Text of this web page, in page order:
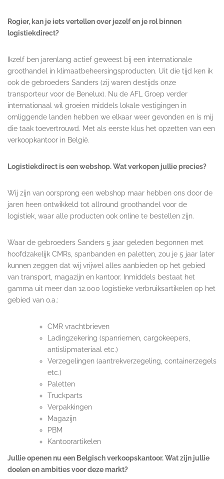
Rogier, kan je iets vertellen over jezelf en je rol binnen
logistiekdirect?
Ikzelf ben jarenlang actief geweest bij een internationale
groothandel in klimaatbeheersingsproducten. Uit die tijd ken ik
ook de gebroeders Sanders (zij waren destijds onze
transporteur voor de Benelux). Nu de AFL Groep verder
internationaal wil groeien middels lokale vestigingen in
omliggende landen hebben we elkaar weer gevonden en is mij
die taak toevertrouwd. Met als eerste klus het opzetten van een
verkoopkantoor in België.
Logistiekdirect is een webshop. Wat verkopen jullie precies?
Wij zijn van oorsprong een webshop maar hebben ons door de
jaren heen ontwikkeld tot allround groothandel voor de
logistiek, waar alle producten ook online te bestellen zijn.
Waar de gebroeders Sanders 5 jaar geleden begonnen met
hoofdzakelijk CMRs, spanbanden en paletten, zou je 5 jaar later
kunnen zeggen dat wij vrijwel alles aanbieden op het gebied
van transport, magazijn en kantoor. Inmiddels bestaat het
gamma uit meer dan 12.000 logistieke verbruiksartikelen op het
gebied van o.a.:
CMR vrachtbrieven
Ladingzekering (spanriemen, cargokeepers,
antislipmateriaal etc.)
Verzegelingen (aantrekverzegeling, containerzegels
etc.)
Paletten
Truckparts
Verpakkingen
Magazijn
PBM
Kantoorartikelen
Jullie openen nu een Belgisch verkoopskantoor. Wat zijn jullie
doelen en ambities voor deze markt?